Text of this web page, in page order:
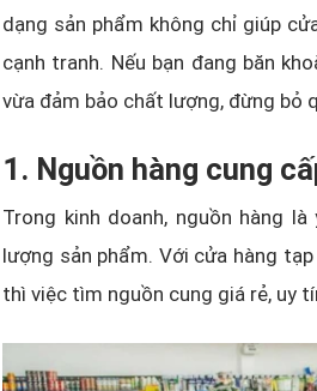
dạng sản phẩm không chỉ giúp
cạnh tranh. Nếu bạn đang băn
vừa đảm bảo chất lượng, đừng bỏ
1. Nguồn hàng cung
Trong kinh doanh, nguồn hàng
lượng sản phẩm. Với cửa hàng
thì việc tìm nguồn cung giá rẻ, uy